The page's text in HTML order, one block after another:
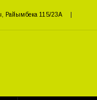
Райымбека 115/23A